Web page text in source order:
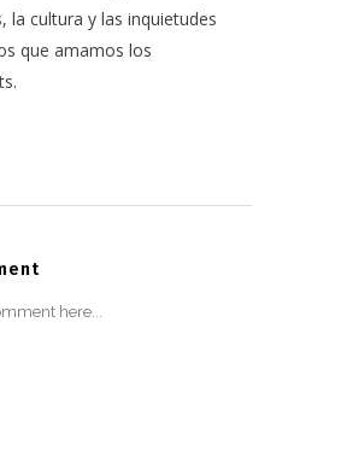
la cultura y las inquietudes
que amamos los